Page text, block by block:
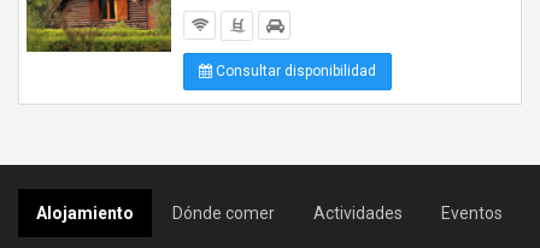
Consultar disponibilidad
Alojamiento Dónde comer Actividades Eventos